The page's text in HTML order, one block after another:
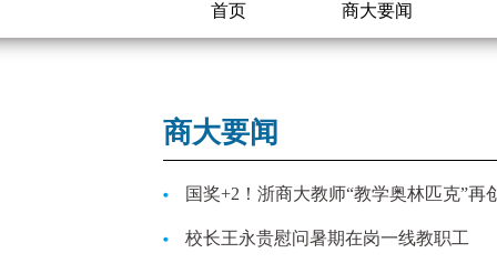
首页 商大要闻
商大要闻
国奖+2！浙商大教师“教学奥林匹克”再
校长王永贵慰问暑期在岗一线教职工